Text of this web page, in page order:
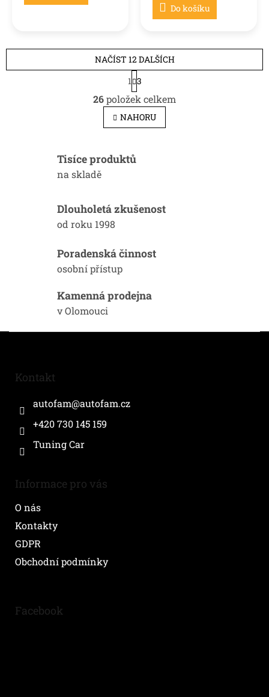
Do košíku
O
v
l
á
c
v
ý
u
NAČÍST 12 DALŠÍCH
S
t
r
á
n
k
á
n
1 3
26položek celkem
NAHORU
Tisíce produktů
na skladě
Dlouholetá zkušenost
od roku 1998
Poradenská činnost
osobní přístup
Kamenná prodejna
v Olomouci
Kontakt
autofam@autofam.cz
+420 730 145 159
Tuning Car
Informace pro vás
O nás
Kontakty
GDPR
Obchodní podmínky
Facebook